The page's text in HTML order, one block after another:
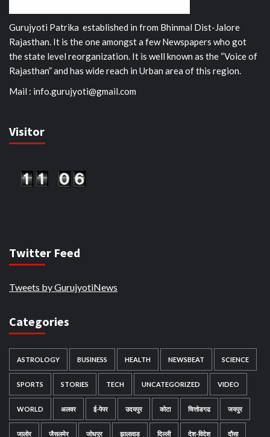
Gurujyoti Patrika established in from Bhinmal Dist-Jalore
Rajasthan. It is the one amongst a few Newspapers who got
the state level reorganization. It is well known as the “Voice of
Rajasthan” and has wide reach in Urban area of this region.
Mail : info.gurujyoti@gmail.com
Visitor
Twitter Feed
Tweets by GurujyotiNews
Categories
ASTROLOGY BUSINESS HEALTH NEWSBEAT SCIENCE
SPORTS STORIES TECH UNCATEGORIZED VIDEO
WORLD अलवर ई-पेपर उदयपुर कोटा चित्तोडगढ जयपुर
जालोर जैसलमेर जोधपुर झालावाड दिल्ली देश-विदेश दौसा